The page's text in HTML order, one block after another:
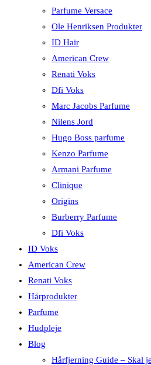
Parfume Versace
Ole Henriksen Produkter
ID Hair
American Crew
Renati Voks
Dfi Voks
Marc Jacobs Parfume
Nilens Jord
Hugo Boss parfume
Kenzo Parfume
Armani Parfume
Clinique
Origins
Burberry Parfume
Dfi Voks
ID Voks
American Crew
Renati Voks
Hårprodukter
Parfume
Hudpleje
Blog
Hårfjerning Guide – Skal